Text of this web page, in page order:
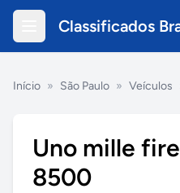
Classificados
Início » São Paulo » Veículos
Uno mille
8500